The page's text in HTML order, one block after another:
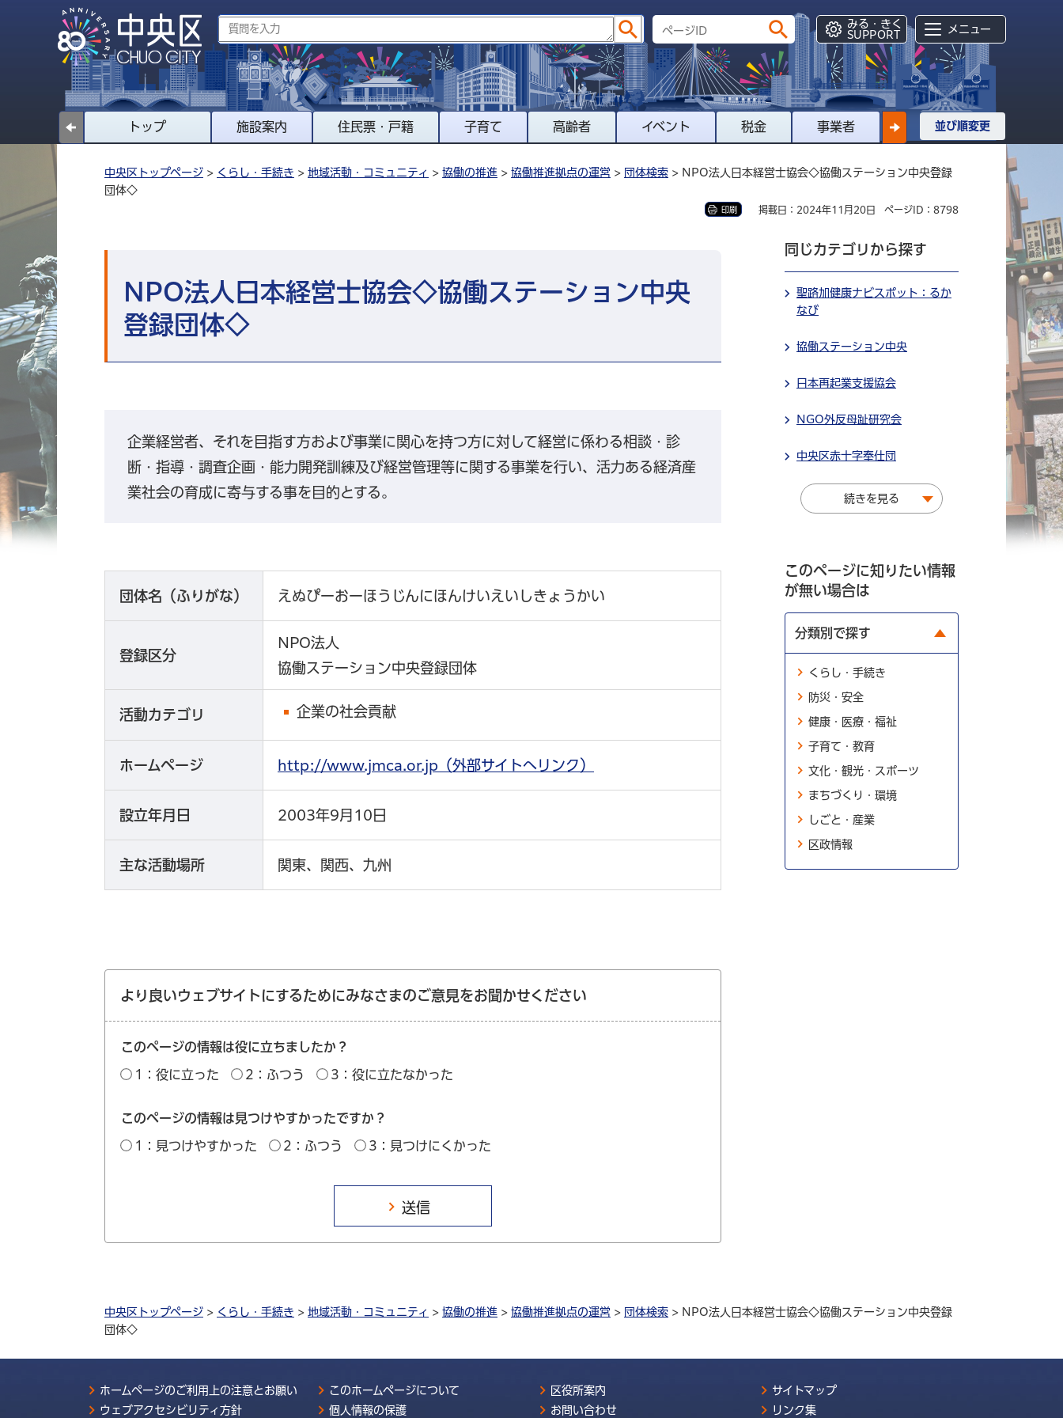
みる・きく
SUPPORT
メニュー
トップ 施設案内 住民票・戸籍 子育て 高齢者 イベント 税金 事業者 並び順変更
中央区トップページ > くらし・手続き > 地域活動・コミュニティ > 協働の推進 > 協働推進拠点の運営 > 団体検索 > NPO法人日本経営士協会◇協働ステーション中央登録
団体◇
印刷 掲載日：2024年11月20日 ページID：8798
NPO法人日本経営士協会◇協働ステーション中央
登録団体◇
企業経営者、それを目指す方および事業に関心を持つ方に対して経営に係わる相談・診
断・指導・調査企画・能力開発訓練及び経営管理等に関する事業を行い、活力ある経済産
業社会の育成に寄与する事を目的とする。
団体名（ふりがな） えぬぴーおーほうじんにほんけいえいしきょうかい
登録区分
NPO法人
協働ステーション中央登録団体
活動カテゴリ 企業の社会貢献
ホームページ http://www.jmca.or.jp（外部サイトへリンク）
設立年月日 2003年9月10日
主な活動場所 関東、関西、九州
より良いウェブサイトにするためにみなさまのご意見をお聞かせください
このページの情報は役に立ちましたか？
1：役に立った 2：ふつう 3：役に立たなかった
このページの情報は見つけやすかったですか？
1：見つけやすかった 2：ふつう 3：見つけにくかった
同じカテゴリから探す
聖路加健康ナビスポット：るか
なび
協働ステーション中央
日本再起業支援協会
NGO外反母趾研究会
中央区赤十字奉仕団
続きを見る
このページに知りたい情報
が無い場合は
分類別で探す
くらし・手続き
防災・安全
健康・医療・福祉
子育て・教育
文化・観光・スポーツ
まちづくり・環境
しごと・産業
区政情報
中央区トップページ > くらし・手続き > 地域活動・コミュニティ > 協働の推進 > 協働推進拠点の運営 > 団体検索 > NPO法人日本経営士協会◇協働ステーション中央登録
団体◇
ホームページのご利用上の注意とお願い このホームページについて 区役所案内
サイトマップ
ウェブアクセシビリティ方針
個人情報の保護 お問い合わせ リンク集